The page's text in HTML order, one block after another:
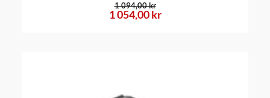
1 054,00 kr
1 094,00 kr